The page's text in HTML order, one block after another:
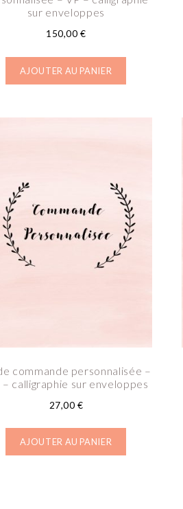
sur enveloppes
150,00 €
AJOUTER AU PANIER
commande personnalisée –
– calligraphie sur enveloppes
27,00 €
AJOUTER AU PANIER